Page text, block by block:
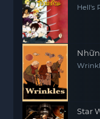
Hell's
Star